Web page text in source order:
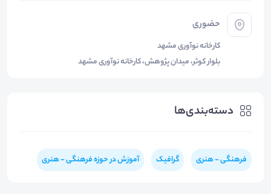
حضوری
کارخانه نوآوری مشهد
بلوار کوثر، میدان پژوهش، کارخانه نوآوری مشهد
دسته‌بندی‌ها
فرهنگی - هنری گرافیک آموزش در حوزه فرهنگی - هنری